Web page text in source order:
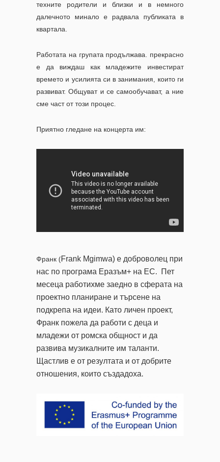
техните родители и близки и в немного
далечното минало е радвала публиката в
квартала.
Работата на групата продължава. прекрасно
е да виждаш как младежите инвестират
времето и усилията си в занимания, които ги
развиват. Общуват и се самообучават, а ние
сме част от този процес.
Приятно гледане на концерта им:
Франк (Frank Mgimwa) е доброволец при
нас по програма Еразъм+ на ЕС. Пет
месеца работихме заедно в сферата на
проектно планиране и търсене на
подкрепа на идеи. Като личен проект,
Франк пожела да работи с деца и
младежи от ромска общност и да
развива музикалните им таланти.
Щастлив е от резултата и от добрите
отношения, които създадоха.